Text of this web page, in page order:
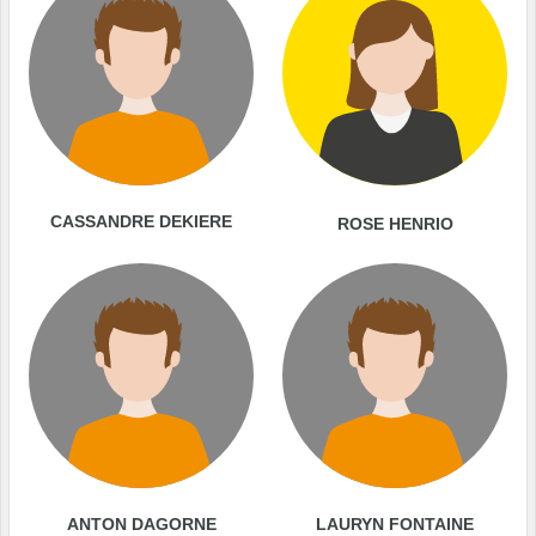
CASSANDRE DEKIERE ROSE HENRIO
ANTON DAGORNE LAURYN FONTAINE